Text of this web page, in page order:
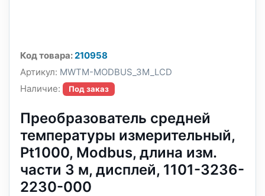
Код товара:210958
Артикул: MWTM-MODBUS_3M_LCD
Наличие:
Под заказ
Преобразователь средней
температуры измерительный,
Pt1000, Modbus, длина изм.
части 3 м, дисплей, 1101-3236-
2230-000